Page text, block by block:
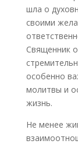
шла о
своими
Священник
особенно
молитвы и
жизнь.
Не менее